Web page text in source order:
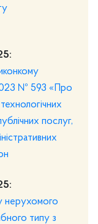
№ 593 «Про
послуг,
нерухомого
типу з